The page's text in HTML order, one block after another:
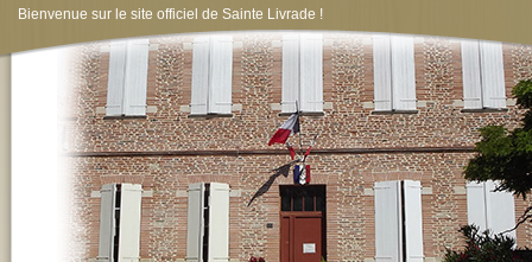
Bienvenue sur le site officiel de Sainte Livrade !